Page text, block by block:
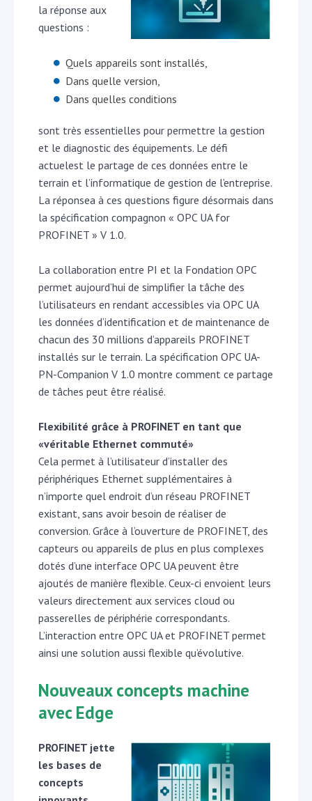
la réponse aux
questions :
Quels appareils sont installés,
Dans quelle version,
Dans quelles conditions
sont très essentielles pour permettre la gestion
et le diagnostic des équipements. Le défi
actuelest le partage de ces données entre le
terrain et l’informatique de gestion de l’entreprise.
La réponsea à ces questions figure désormais dans
la spécification compagnon « OPC UA for
PROFINET » V 1.0.
La collaboration entre PI et la Fondation OPC
permet aujourd’hui de simplifier la tâche des
l’utilisateurs en rendant accessibles via OPC UA
les données d’identification et de maintenance de
chacun des 30 millions d’appareils PROFINET
installés sur le terrain. La spécification OPC UA-
PN-Companion V 1.0 montre comment ce partage
de tâches peut être réalisé.
Flexibilité grâce à PROFINET en tant que
«véritable Ethernet commuté»
Cela permet à l’utilisateur d’installer des
périphériques Ethernet supplémentaires à
n’importe quel endroit d’un réseau PROFINET
existant, sans avoir besoin de réaliser de
conversion. Grâce à l’ouverture de PROFINET, des
capteurs ou appareils de plus en plus complexes
dotés d’une interface OPC UA peuvent être
ajoutés de manière flexible. Ceux-ci envoient leurs
valeurs directement aux services cloud ou
passerelles de périphérie correspondants.
L’interaction entre OPC UA et PROFINET permet
ainsi une solution aussi flexible qu’évolutive.
Nouveaux concepts machine
avec Edge
PROFINET jette
les bases de
concepts